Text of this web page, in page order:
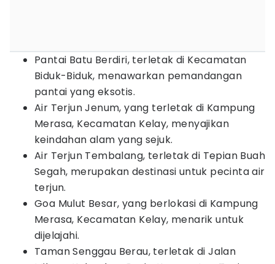
Pantai Batu Berdiri, terletak di Kecamatan
Biduk-Biduk, menawarkan pemandangan
pantai yang eksotis.
Air Terjun Jenum, yang terletak di Kampung
Merasa, Kecamatan Kelay, menyajikan
keindahan alam yang sejuk.
Air Terjun Tembalang, terletak di Tepian Buah
Segah, merupakan destinasi untuk pecinta air
terjun.
Goa Mulut Besar, yang berlokasi di Kampung
Merasa, Kecamatan Kelay, menarik untuk
dijelajahi.
Taman Senggau Berau, terletak di Jalan